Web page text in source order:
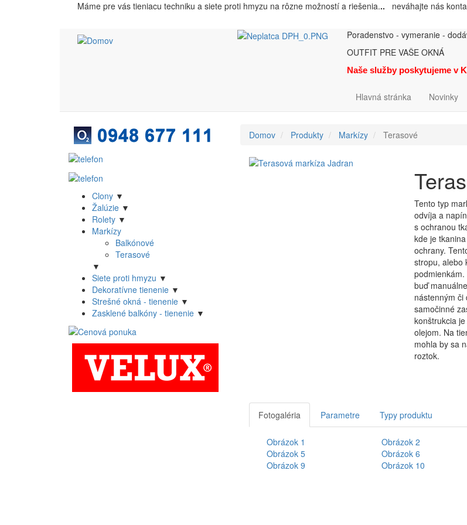
Máme pre vás tieniacu techniku a siete proti hmyzu na rôzne možností a riešenia... neváhajte nás
Poradenstvo - vymeranie -
OUTFIT PRE VAŠE OKNÁ
Naše služby poskytujeme v
Hlavná stránka Novinky
Domov Produkty Markízy Terasové
Tento typ
odvíja a
s ochranou
kde je
ochrany.
stropu, alebo
buď
nástenným
samočinné
konštrukcia
olejom. Na
mohla by sa
roztok.
Fotogaléria
karta)
Parametre Typy produktu
Obrázok 1 Obrázok 2
Obrázok 5
Obrázok 6
Obrázok 9
Obrázok 10
Produkt
menu
Clony ▼
Žalúzie ▼
Rolety ▼
Markízy
Balkónové
Terasové
▼
Siete proti hmyzu ▼
Dekoratívne tienenie ▼
Strešné okná - tienenie ▼
Zasklené balkóny - tienenie ▼